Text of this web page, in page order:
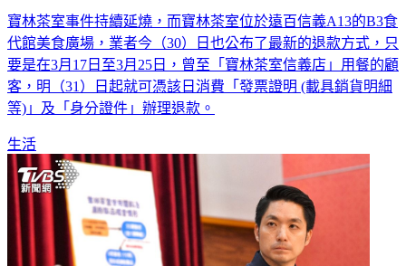
代館美食廣場，業者今（30）日也公布了最新的退款方式，只
要是在3月17日至3月25日，曾至「寶林茶室信義店」用餐的顧
客，明（31）日起就可憑該日消費「發票證明 (載具銷貨明細
等)」及「身分證件」辦理退款。